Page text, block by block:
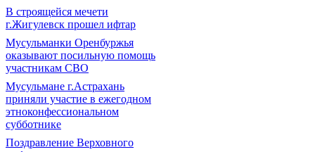
В строящейся мечети
г.Жигулевск прошел ифтар
Мусульманки Оренбуржья
оказывают посильную помощь
участникам СВО
Мусульмане г.Астрахань
приняли участие в ежегодном
этноконфессиональном
субботнике
Поздравление Верховного